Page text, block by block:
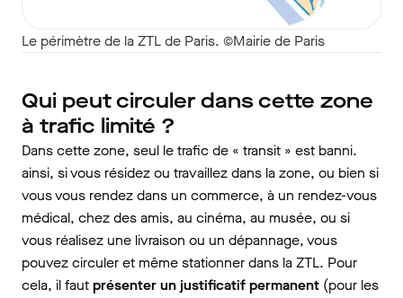
Le périmètre de la ZTL de Paris. ©Mairie de Paris
Qui peut circuler dans cette zone
à trafic limité ?
Dans cette zone, seul le trafic de « transit » est banni.
ainsi, si vous résidez ou travaillez dans la zone, ou bien si
vous vous rendez dans un commerce, à un rendez-vous
médical, chez des amis, au cinéma, au musée, ou si
vous réalisez une livraison ou un dépannage, vous
pouvez circuler et même stationner dans la ZTL. Pour
cela, il fautprésenter un justificatif permanent (pour les